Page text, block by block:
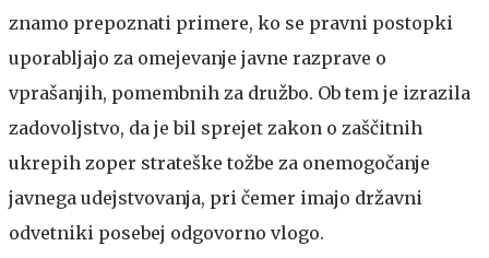
znamo prepoznati primere, ko se pravni postopki
uporabljajo za omejevanje javne razprave o
vprašanjih, pomembnih za družbo. Ob tem je izrazila
zadovoljstvo, da je bil sprejet zakon o zaščitnih
ukrepih zoper strateške tožbe za onemogočanje
javnega udejstvovanja, pri čemer imajo državni
odvetniki posebej odgovorno vlogo.